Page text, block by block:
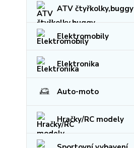
ATV čtyřkolky,buggy
Elektromobily
Elektronika
Auto-moto
Hračky/RC modely